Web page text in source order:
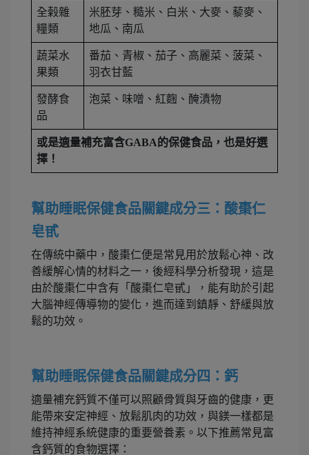
全榖雜
糧類
米胚芽、糙米、白米、大麥、藜麥、
地瓜、南瓜
蔬菜水
果類
番茄、青椒、茄子、高麗菜、菠菜、
羽衣甘藍
發酵食
品
泡菜、味噌、紅麴、醃漬物
或是適量補充富含GABA的保健食品，也是好選
擇！
幫助睡眠保健食品關鍵成分三：酸棗仁
皂甙
在傳統中藥中，酸棗仁便是常見用於放鬆心神、改
善緩解心情的材料之一，後經科學分析發現，這是
由於酸棗仁中含有「酸棗仁皂甙」，能有助於引起
大腦神經傳導物的變化，進而達到鎮靜、舒緩與放
鬆的功效。
幫助睡眠保健食品關鍵成分四：鈣
適量補充鈣質不僅可以照顧骨質與牙齒的健康，更
能帶來安定神經、放鬆肌肉的功效，與鎂一樣都是
維持神經系統健康的重要營養素。以下推薦常見富
含鈣質的食物選擇：